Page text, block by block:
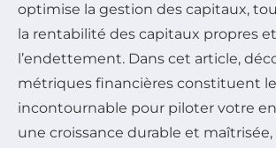
optimise la gestion des capitaux,
la rentabilité des capitaux propres
l’endettement. Dans cet article,
métriques financières constituent
incontournable pour piloter votre
une croissance durable et